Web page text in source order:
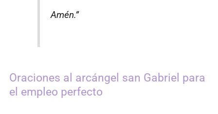
Amén.”
Oraciones al arcángel san Gabriel para
el empleo perfecto